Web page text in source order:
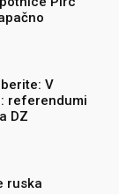
V
referendumi
DZ
ruska